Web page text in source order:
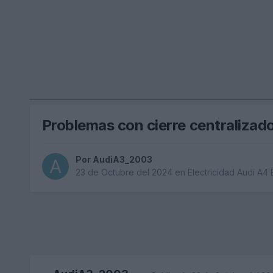
Problemas con cierre
Por AudiA3_2003
23 de Octubre del 2024 en Electricidad Audi A4